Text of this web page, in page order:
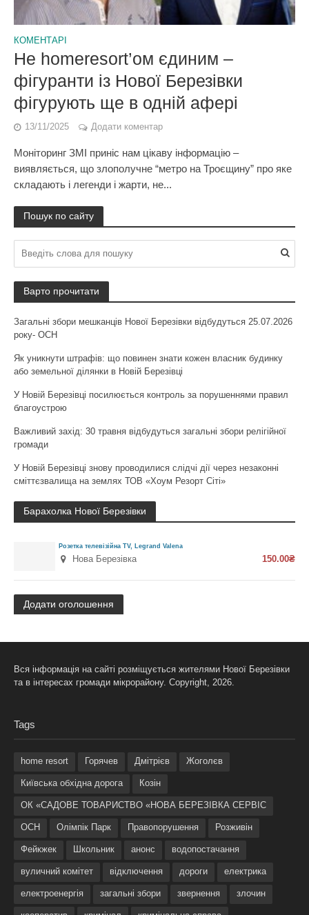
КОМЕНТАРІ
Не homeresort’ом єдиним –
фігуранти із Нової Березівки
фігурують ще в одній афері
13/11/2025 Додати коментар
Моніторинг ЗМІ приніс нам цікаву інформацію –
виявляється, що злополучне “метро на Троєщину” про яке
складають і легенди і жарти, не...
Пошук по сайту
Варто прочитати
Загальні збори мешканців Нової Березівки відбудуться 25.07.2026
року- ОСН
Як уникнути штрафів: що повинен знати кожен власник будинку
або земельної ділянки в Новій Березівці
У Новій Березівці посилюється контроль за порушеннями правил
благоустрою
Важливий захід: 30 травня відбудуться загальні збори релігійної
громади
У Новій Березівці знову проводилися слідчі дії через незаконні
сміттєзвалища на землях ТОВ «Хоум Резорт Сіті»
Барахолка Нової Березівки
Розетка телевізійна TV, Legrand Valena
Нова Березівка 150.00₴
Додати оголошення
Вся інформація на сайті розміщується жителями Нової Березівки
та в інтересах громади мікрорайону. Copyright, 2026.
Tags
home resort Горячев Дмітрієв Жоголєв
Київська обхідна дорога Козін
ОК «САДОВЕ ТОВАРИСТВО «НОВА БЕРЕЗІВКА СЕРВІС
ОСН Олімпік Парк Правопорушення Розживін
Фейкжек Школьник анонс водопостачання
вуличний комітет відключення дороги електрика
електроенергія загальні збори звернення злочин